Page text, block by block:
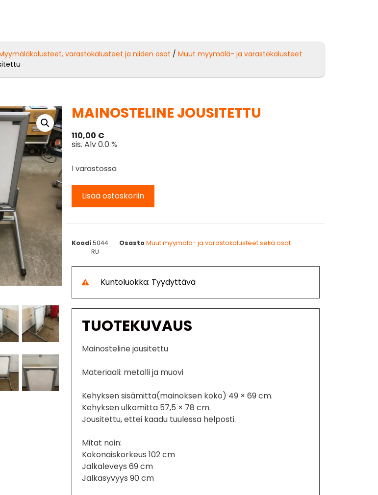
varastokalusteet ja niiden osat /Muut myymälä- ja varastokalusteet
MAINOSTELINE JOUSITETTU
110,00 €
sis. Alv 0.0 %
1 varastossa
Lisää ostoskoriin
Koodi5044 Osasto Muut myymälä- ja varastokalusteet sekä osat
RU
Kuntoluokka: Tyydyttävä
TUOTEKUVAUS
Mainosteline jousitettu
Materiaali: metalli ja muovi
Kehyksen sisämitta(mainoksen koko) 49 × 69 cm.
Kehyksen ulkomitta 57,5 × 78 cm.
Jousitettu, ettei kaadu tuulessa helposti.
Mitat noin:
Kokonaiskorkeus 102 cm
Jalkaleveys 69 cm
Jalkasyvyys 90 cm